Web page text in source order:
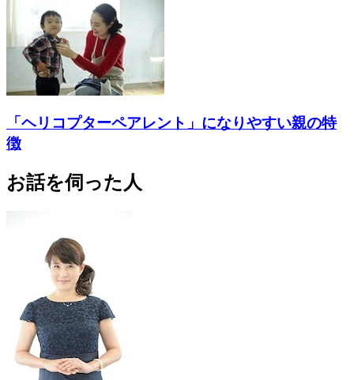
「ヘリコプターペアレント」になりやすい親の特
徴
お話を伺った人